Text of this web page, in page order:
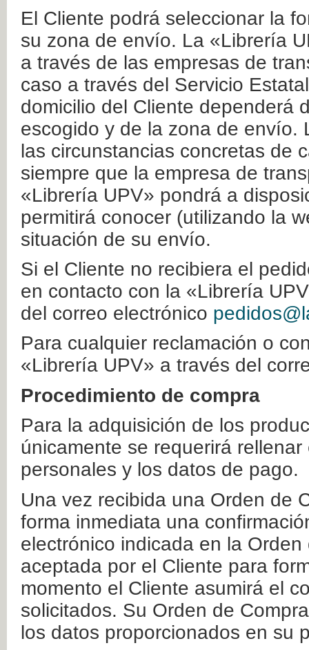
El Cliente podrá seleccionar la
su zona de envío. La «Librería
a través de las empresas de
caso a través del Servicio
domicilio del Cliente dependerá
escogido y de la zona de envío.
las circunstancias concretas de
siempre que la empresa de
«Librería UPV» pondrá a
permitirá conocer (utilizando la
situación de su envío.
Si el Cliente no recibiera el
en contacto con la «Librería
del correo electrónico
Para cualquier reclamación o
«Librería UPV» a través del
Procedimiento de compra
Para la adquisición de los
únicamente se requerirá
personales y los datos de pago.
Una vez recibida una Orden de
forma inmediata una
electrónico indicada en la
aceptada por el Cliente para
momento el Cliente asumirá el
solicitados. Su Orden de
los datos proporcionados en su